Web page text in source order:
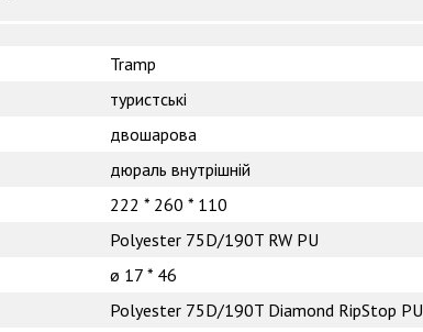
Tramp
туристські
двошарова
дюраль внутрішній
222 * 260 * 110
Polyester 75D/190T RW PU
ø 17 * 46
Polyester 75D/190T Diamond RipStop PU